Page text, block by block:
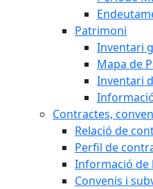
Patrimoni
Inventari
Mapa de
Inventari
Contractes,
Relació de
Perfil de
Informació de
Convenis i